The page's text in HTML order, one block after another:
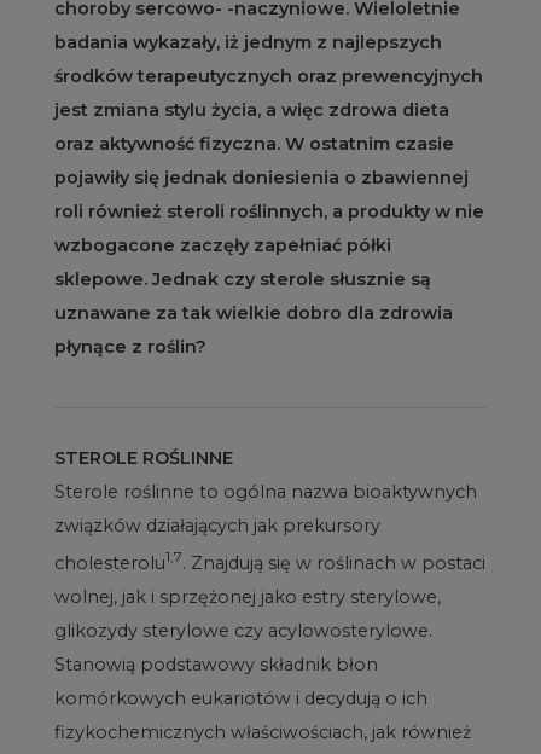
choroby sercowo- -naczyniowe. Wieloletnie
badania wykazały, iż jednym z najlepszych
środków terapeutycznych oraz prewencyjnych
jest zmiana stylu życia, a więc zdrowa dieta
oraz aktywność fizyczna. W ostatnim czasie
pojawiły się jednak doniesienia o zbawiennej
roli również steroli roślinnych, a produkty w nie
wzbogacone zaczęły zapełniać półki
sklepowe. Jednak czy sterole słusznie są
uznawane za tak wielkie dobro dla zdrowia
płynące z roślin?
STEROLE ROŚLINNE
Sterole roślinne to ogólna nazwa bioaktywnych
związków działających jak prekursory
cholesterolu1,7. Znajdują się w roślinach w postaci
wolnej, jak i sprzężonej jako estry sterylowe,
glikozydy sterylowe czy acylowosterylowe.
Stanowią podstawowy składnik błon
komórkowych eukariotów i decydują o ich
fizykochemicznych właściwościach, jak również